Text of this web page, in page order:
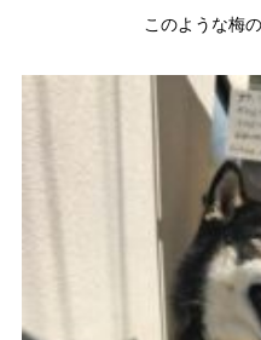
このような梅